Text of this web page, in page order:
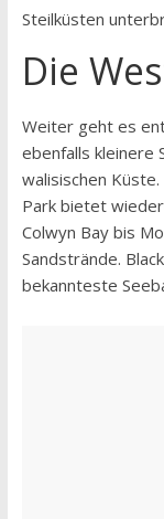
Steilküsten
Die
Weiter geht es
ebenfalls kleinere
walisischen
Park bietet
Colwyn Bay bis
Sandstrände.
bekannteste